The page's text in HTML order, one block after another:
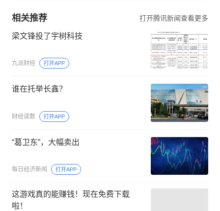
相关推荐 打开腾讯新闻查看更多
梁文锋投了宇树科技
九派财经 打开APP
谁在托举长鑫？
财经读数 打开APP
“葛卫东”，大幅卖出
每日经济新闻 打开APP
这游戏真的能赚钱！现在免费下载
啦！